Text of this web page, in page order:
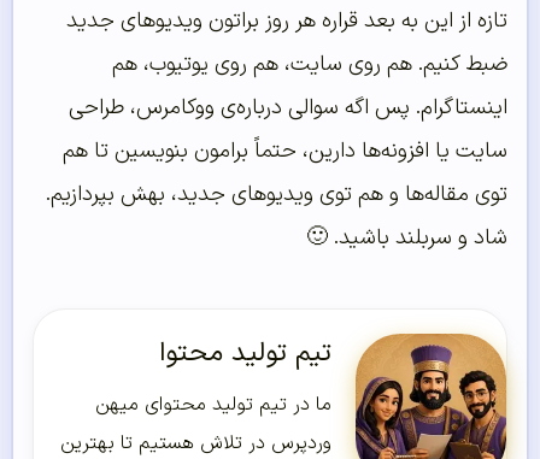
تازه از این به بعد قراره هر روز براتون ویدیوهای جدید
ضبط کنیم. هم روی سایت، هم روی یوتیوب، هم
اینستاگرام. پس اگه سوالی درباره‌ی ووکامرس، طراحی
سایت یا افزونه‌ها دارین، حتماً برامون بنویسین تا هم
توی مقاله‌ها و هم توی ویدیوهای جدید، بهش بپردازیم.
شاد و سربلند باشید. 🙂
تیم تولید محتوا
ما در تیم تولید محتوای میهن
وردپرس در تلاش هستیم تا بهترین